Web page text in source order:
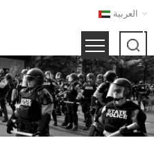
العربية